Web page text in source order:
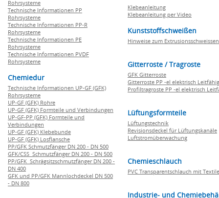
Rohrsysteme
Technische Informationen PP
Rohrsysteme
Technische Informationen PP-R
Rohrsysteme
Technische Informationen PE
Rohrsysteme
Technische Informationen PVDF
Rohrsysteme
Chemiedur
Technische Informationen UP-GF (GFK)
Rohrsysteme
UP-GF (GFK) Rohre
UP-GF (GFK) Formteile und Verbindungen
UP-GF-PP (GFK) Formteile und
Verbindungen
UP-GF (GFK) Klebebunde
UP-GF (GFK) Losflansche
PP/GFK Schmutzfänger DN 200 - DN 500
GFK/CSS Schmutzfänger DN 200 - DN 500
PP/GFK Schrägsitzschmutzfänger DN 200 -
DN 400
GFK und PP/GFK Mannlochdeckel DN 500
- DN 800
Klebeanleitung
Klebeanleitung per Video
Kunststoffschweißen
Hinweise zum Extrusionsschweissen
Gitterroste / Tragroste
GFK Gitterroste
Gitterroste PP -el elektrisch Leitfähig
Profiltragroste PP -el elektrisch
Lüftungsformteile
Lüftungstechnik
Revisionsdeckel für Lüftungskanäle
Luftstromüberwachung
Chemieschlauch
PVC Transparentschlauch mit
Industrie- und